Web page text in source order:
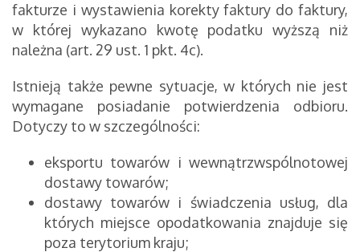
fakturze i wystawienia korekty faktury do faktury,
w której wykazano kwotę podatku wyższą niż
należna (art. 29 ust. 1 pkt. 4c).
Istnieją także pewne sytuacje, w których nie jest
wymagane posiadanie potwierdzenia odbioru.
Dotyczy to w szczególności:
eksportu towarów i wewnątrzwspólnotowej
dostawy towarów;
dostawy towarów i świadczenia usług, dla
których miejsce opodatkowania znajduje się
poza terytorium kraju;